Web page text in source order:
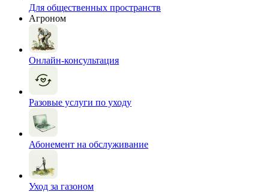
Для общественных пространств
Агроном
Онлайн-консультация
Разовые услуги по уходу
Абонемент на обслуживание
Уход за газоном